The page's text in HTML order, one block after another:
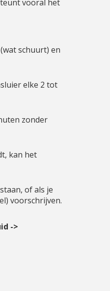
vooral het
schuurt) en
elke 2 tot
zonder
kan het
of als je
voorschrijven.
->